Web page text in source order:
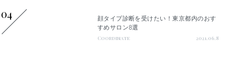
04
顔タイプ診断を受けたい！東京都内のおす
すめサロン8選
Coordinate 2021.06.8